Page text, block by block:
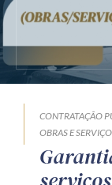
CONTRATAÇÃO
OBRAS E